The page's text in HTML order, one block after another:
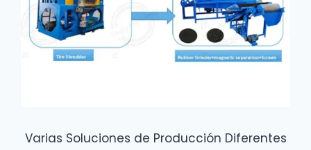
Varias Soluciones de Producción Diferentes